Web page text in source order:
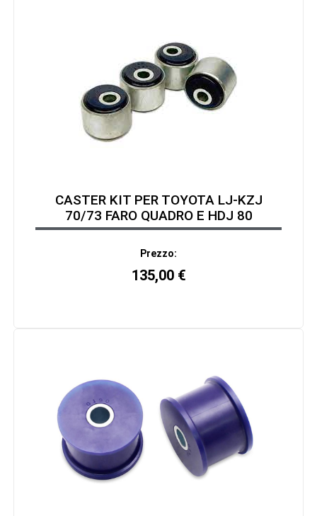
CASTER KIT PER TOYOTA LJ-KZJ
70/73 FARO QUADRO E HDJ 80
Prezzo:
135,00 €